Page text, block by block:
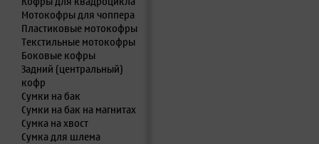
Мотокофры для чоппера
Пластиковые мотокофры
Текстильные мотокофры
Боковые кофры
Задний (центральный)
кофр
Сумки на бак
Сумки на бак на магнитах
Сумка на хвост
Сумка для шлема